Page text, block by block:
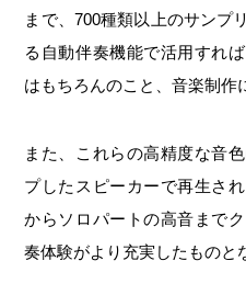
まで、700種類以上のサンプ
る自動伴奏機能で活用すれ
はもちろんのこと、音楽制作
また、これらの高精度な音
プしたスピーカーで再生さ
からソロパートの高音まで
奏体験がより充実したものと